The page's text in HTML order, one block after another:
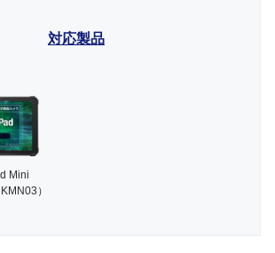
対応製品
Mini
）